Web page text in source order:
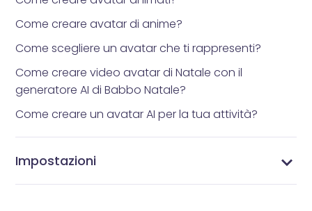
Come creare avatar di anime?
Come scegliere un avatar che ti rappresenti?
Come creare video avatar di Natale con il
generatore AI di Babbo Natale?
Come creare un avatar AI per la tua attività?
Impostazioni